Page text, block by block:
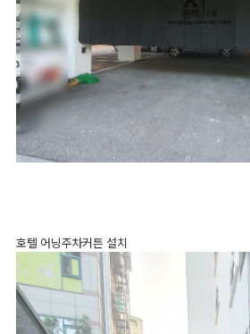
호텔 어닝주차커튼 설치